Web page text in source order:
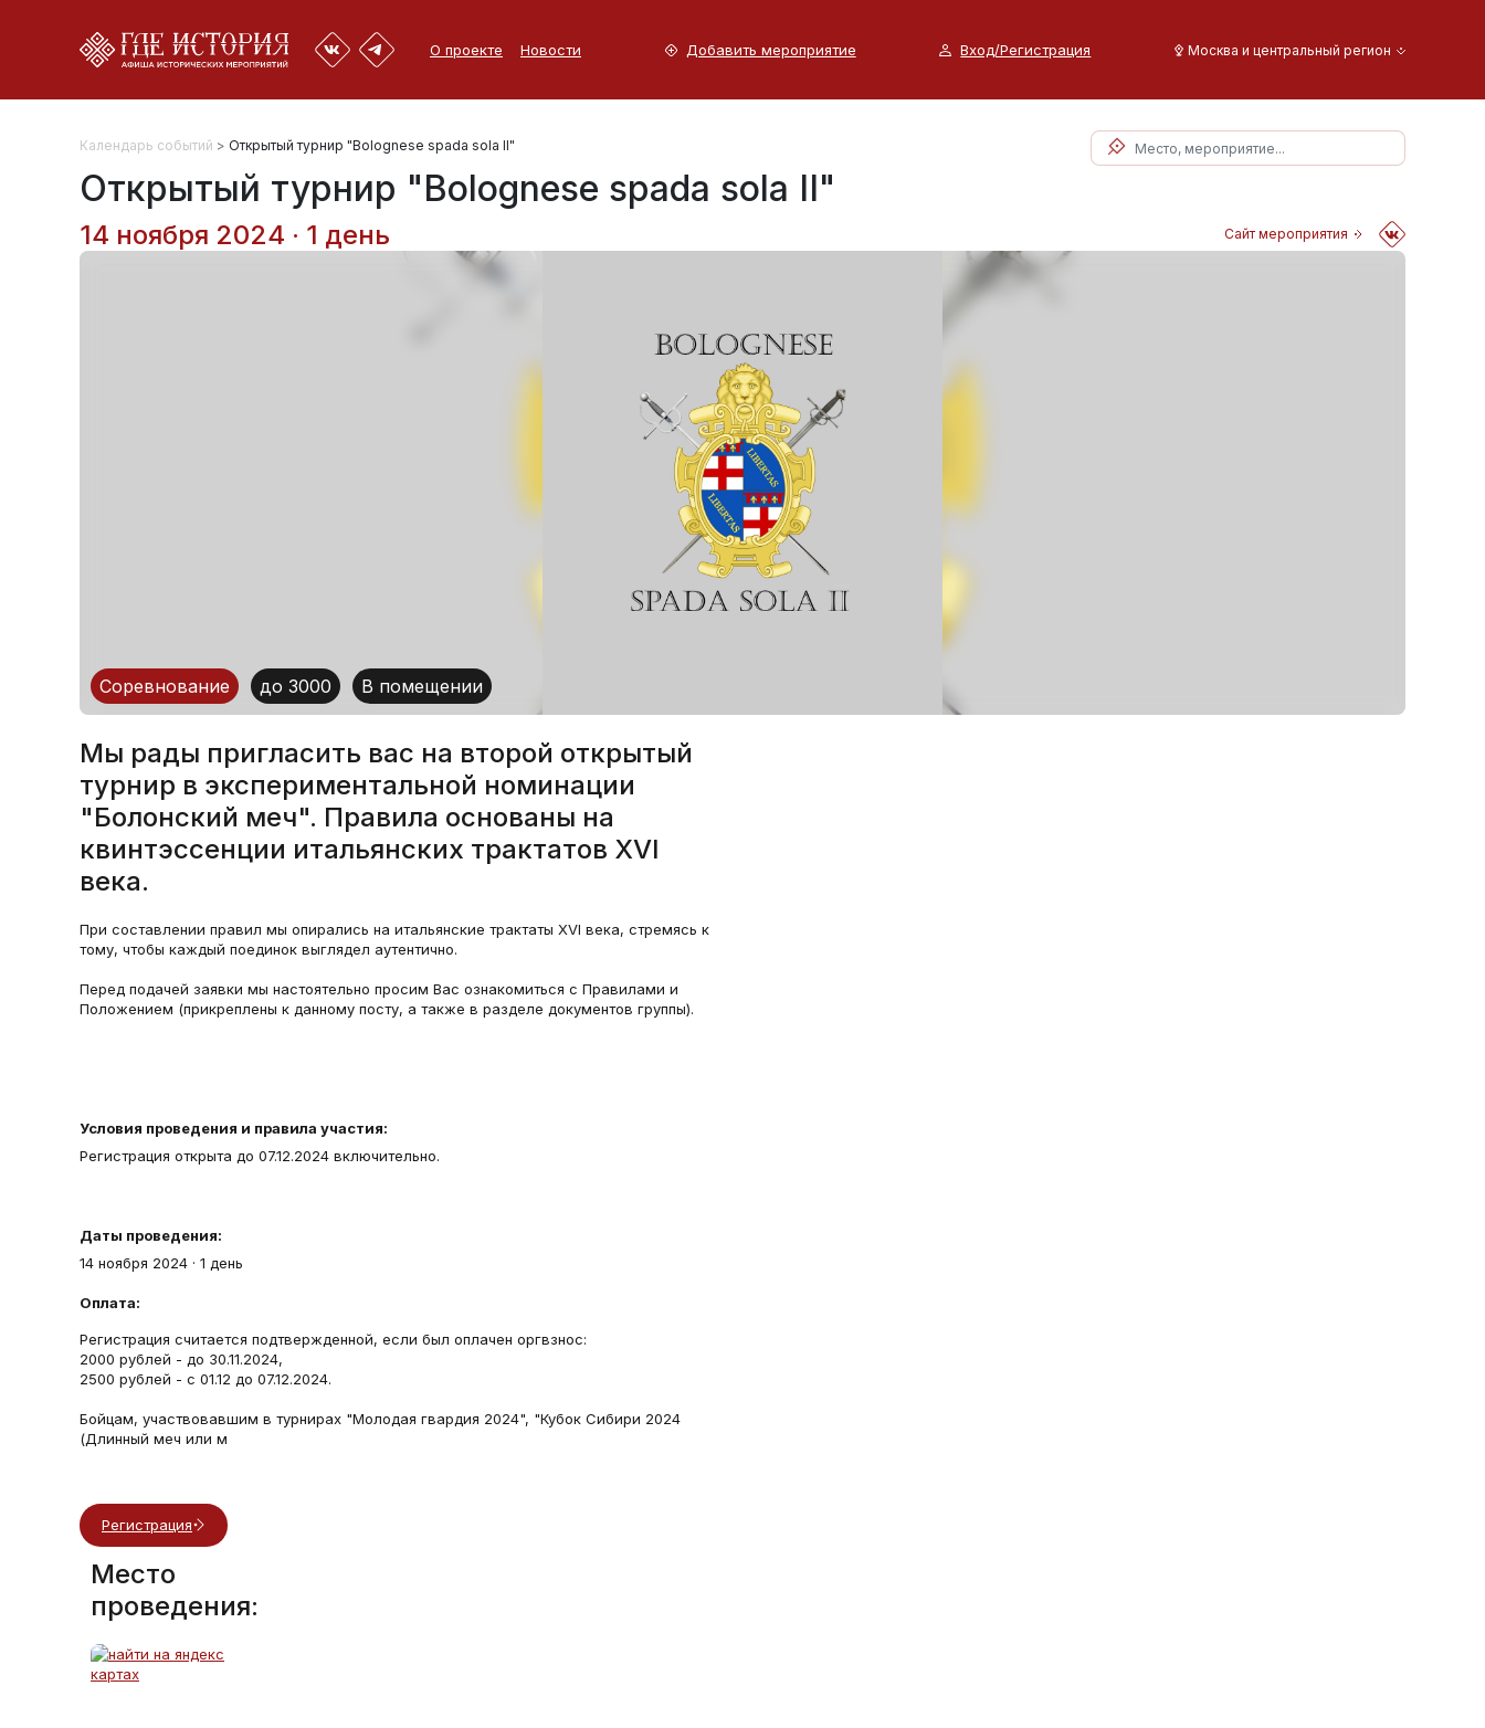
О проекте Новости Добавить мероприятие Вход/Регистрация Москва и центральный регион
Календарь событий > Открытый турнир "Bolognese spada sola II"
Открытый турнир "Bolognese spada sola II"
14 ноября 2024 · 1 день Сайт мероприятия
Соревнование до 3000 В помещении
Мы рады пригласить вас на второй открытый
турнир в экспериментальной номинации
"Болонский меч". Правила основаны на
квинтэссенции итальянских трактатов XVI
века.
При составлении правил мы опирались на итальянские трактаты XVI века, стремясь к
тому, чтобы каждый поединок выглядел аутентично.
Перед подачей заявки мы настоятельно просим Вас ознакомиться с Правилами и
Положением (прикреплены к данному посту, а также в разделе документов группы).
Условия проведения и правила участия:
Регистрация открыта до 07.12.2024 включительно.
Даты проведения:
14 ноября 2024 · 1 день
Оплата:
Регистрация считается подтвержденной, если был оплачен оргвзнос:
2000 рублей - до 30.11.2024,
2500 рублей - с 01.12 до 07.12.2024.
Бойцам, участвовавшим в турнирах "Молодая гвардия 2024", "Кубок Сибири 2024
(Длинный меч или м
Регистрация
Место
проведения: